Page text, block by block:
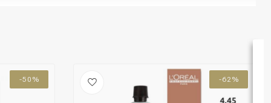
-50% -62%